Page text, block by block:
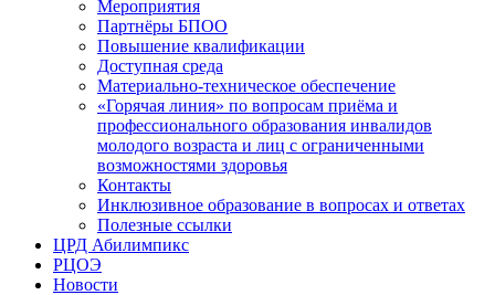
Мероприятия
Партнёры БПОО
Повышение квалификации
Доступная среда
Материально-техническое обеспечение
«Горячая линия» по вопросам приёма и
профессионального образования инвалидов
молодого возраста и лиц с ограниченными
возможностями здоровья
Контакты
Инклюзивное образование в вопросах и ответах
Полезные ссылки
ЦРД Абилимпикс
РЦОЭ
Новости